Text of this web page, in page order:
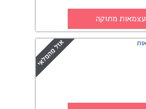
עצמאות מתוקה